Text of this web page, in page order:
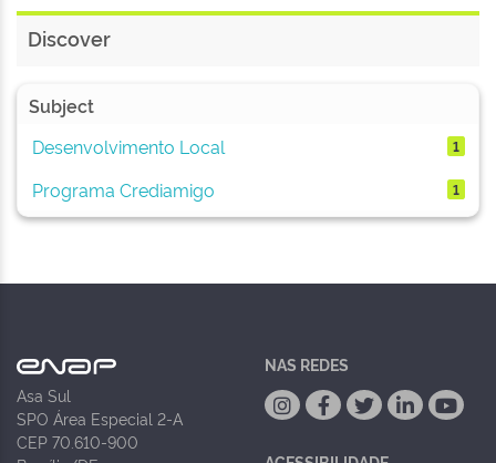
Discover
Subject
Desenvolvimento Local
1
Programa Crediamigo 1
Asa Sul
SPO Área Especial 2-A
CEP 70.610-900
NAS REDES